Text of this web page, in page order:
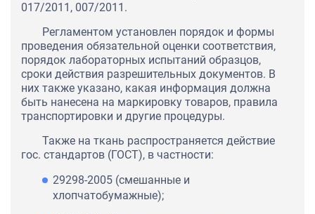
017/2011, 007/2011.
Регламентом установлен порядок и формы
проведения обязательной оценки соответствия,
порядок лабораторных испытаний образцов,
сроки действия разрешительных документов. В
них также указано, какая информация должна
быть нанесена на маркировку товаров, правила
транспортировки и другие процедуры.
Также на ткань распространяется действие
гос. стандартов (ГОСТ), в частности:
29298-2005 (смешанные и
хлопчатобумажные);